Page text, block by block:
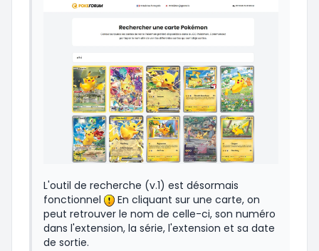
L'outil de recherche (v.1) est désormais
fonctionnel
En cliquant sur une carte, on
peut retrouver le nom de celle-ci, son numéro
dans l'extension, la série, l'extension et sa date
de sortie.